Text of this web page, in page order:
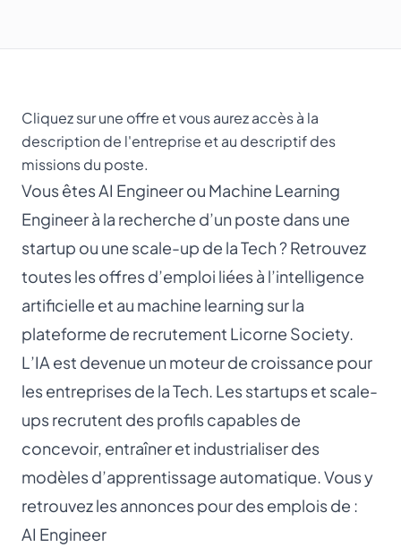
Cliquez sur une offre et vous aurez accès à la
description de l'entreprise et au descriptif des
missions du poste.
Vous êtes AI Engineer ou Machine Learning
Engineer à la recherche d’un poste dans une
startup ou une scale-up de la Tech ? Retrouvez
toutes les offres d’emploi liées à l’intelligence
artificielle et au machine learning sur la
plateforme de recrutement Licorne Society.
L’IA est devenue un moteur de croissance pour
les entreprises de la Tech. Les startups et scale-
ups recrutent des profils capables de
concevoir, entraîner et industrialiser des
modèles d’apprentissage automatique. Vous y
retrouvez les annonces pour des emplois de :
AI Engineer